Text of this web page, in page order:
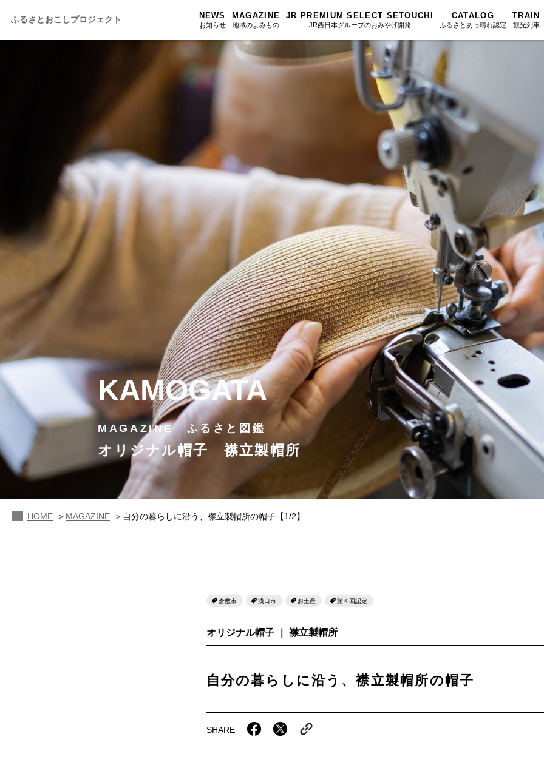
ふるさとおこしプロジェクト NEWS
お知らせ
MAGAZINE
地域のよみもの
ふるさと図鑑
あの駅この駅
おのえきTIMES
JR PREMIUM SELECT SETOUCHI
JR西日本グループのおみやげ開発
岡山海苔シリーズ
みんなのドーナツ
岡山育ちのアイスバー
せとうちの果実 清涼飲料水
雑貨シリーズ
恋するジャージー 瀬戸田レモン
蒜山ショコラ
蒜山ショコラクッキーズ
せとうちのおいしいシリーズ
生スフレ ふわり～ぬ
せとうちの果実 チューハイ
CATALOG
ふるさとあっ晴れ認定
ふるさとあっ晴れ認定
マップ・一覧から探す
カテゴリー・タグ・キーワードから探す
未来へつな
持続と進化 第13回
第12回 挑戦 せとうち
第10回 岡山・備後の果物 第9回 岡山・備後
第8回 岡山市 第7回 美作市/西粟
第6回 瀬戸内市/備前市/和気町/赤磐市 第5回 津山市/鏡野町/吉備
第4回 倉敷市/玉野市/浅口市/里庄町 第3回 尾道市/福山
第2回 真庭市/新庄村 第1回 新見市/高梁市/総
ふるさとあっ晴れ認定とは デジタルカタログ
TRAIN
観光列車
SETOUCHI
La Malle de
地酒列車
スローライフ
ふるさ
KAMOGATA
MAGAZINE ふるさと図鑑
オリジナル帽子 襟立製帽所
HOME MAGAZINE 自分の暮らしに沿う、襟立製帽所の帽子【1/2】
倉敷市 浅口市 お土産 第４回認定
オリジナル帽子 ｜ 襟立製帽所
自分の暮らしに沿う、襟立製帽所の帽子
SHARE